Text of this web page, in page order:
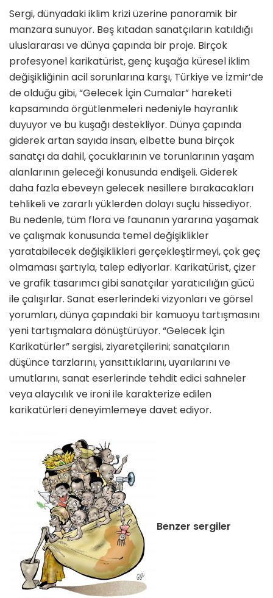
Sergi, dünyadaki iklim krizi üzerine panoramik bir
manzara sunuyor. Beş kıtadan sanatçıların katıldığı
uluslararası ve dünya çapında bir proje. Birçok
profesyonel karikatürist, genç kuşağa küresel iklim
değişikliğinin acil sorunlarına karşı, Türkiye ve İzmir’de
de olduğu gibi, “Gelecek İçin Cumalar” hareketi
kapsamında örgütlenmeleri nedeniyle hayranlık
duyuyor ve bu kuşağı destekliyor. Dünya çapında
giderek artan sayıda insan, elbette buna birçok
sanatçı da dahil, çocuklarının ve torunlarının yaşam
alanlarının geleceği konusunda endişeli. Giderek
daha fazla ebeveyn gelecek nesillere bırakacakları
tehlikeli ve zararlı yüklerden dolayı suçlu hissediyor.
Bu nedenle, tüm flora ve faunanın yararına yaşamak
ve çalışmak konusunda temel değişiklikler
yaratabilecek değişiklikleri gerçekleştirmeyi, çok geç
olmaması şartıyla, talep ediyorlar. Karikatürist, çizer
ve grafik tasarımcı gibi sanatçılar yaratıcılığın gücü
ile çalışırlar. Sanat eserlerindeki vizyonları ve görsel
yorumları, dünya çapındaki bir kamuoyu tartışmasını
yeni tartışmalara dönüştürüyor. “Gelecek İçin
Karikatürler” sergisi, ziyaretçilerini; sanatçıların
düşünce tarzlarını, yansıttıklarını, uyarılarını ve
umutlarını, sanat eserlerinde tehdit edici sahneler
veya alaycılık ve ironi ile karakterize edilen
karikatürleri deneyimlemeye davet ediyor.
Benzer sergiler